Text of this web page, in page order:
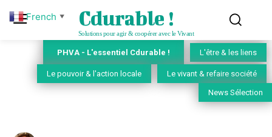
Cdurable !
Solutions pour agir & coopérer avec le Vivant
PHVA - L'essentiel Cdurable ! L'être & les liens
Le pouvoir & l'action locale Le vivant & refaire société
News Sélection
French ▼